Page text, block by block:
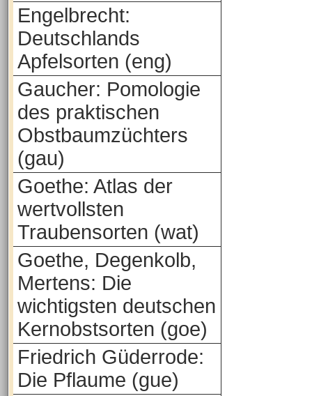
Engelbrecht:
Deutschlands
Apfelsorten (eng)
Gaucher: Pomologie
des praktischen
Obstbaumzüchters
(gau)
Goethe: Atlas der
wertvollsten
Traubensorten (wat)
Goethe, Degenkolb,
Mertens: Die
wichtigsten deutschen
Kernobstsorten (goe)
Friedrich Güderrode:
Die Pflaume (gue)